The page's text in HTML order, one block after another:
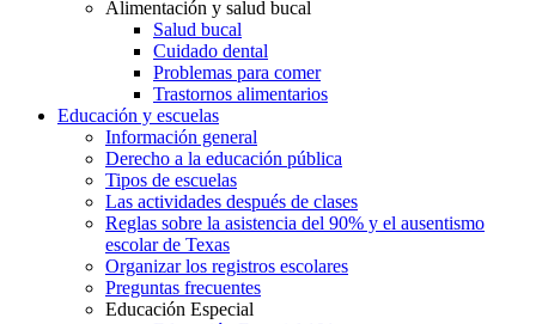
Alimentación y salud bucal
Salud bucal
Cuidado dental
Problemas para comer
Trastornos alimentarios
Educación y escuelas
Información general
Derecho a la educación pública
Tipos de escuelas
Las actividades después de clases
Reglas sobre la asistencia del 90% y el ausentismo
escolar de Texas
Organizar los registros escolares
Preguntas frecuentes
Educación Especial